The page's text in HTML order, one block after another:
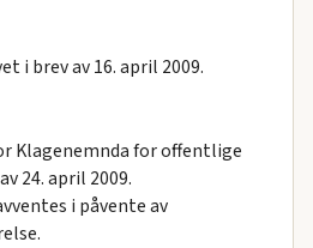
i brev av 16. april 2009.
Klagenemnda for offentlige
24. april 2009.
i påvente av